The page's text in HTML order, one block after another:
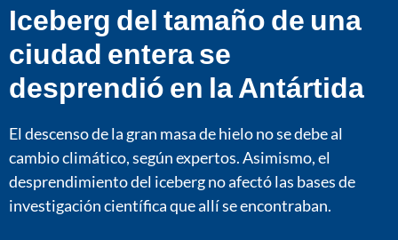
Iceberg del tamaño de una
ciudad entera se
desprendió en la Antártida
El descenso de la gran masa de hielo no se debe al
cambio climático, según expertos. Asimismo, el
desprendimiento del iceberg no afectó las bases de
investigación científica que allí se encontraban.